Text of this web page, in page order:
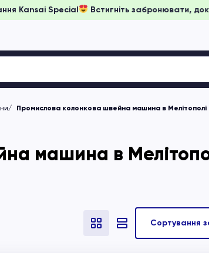
обладнання Kansai Special Встигніть
Промислова колонкова швейна машина в Мелітополі
машина в